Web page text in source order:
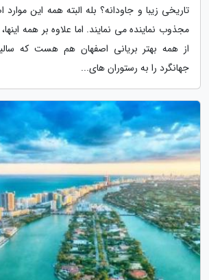
تاریخی زیبا و جاودانه؟ بله البته همه این
مجذوب نماینده می نمایند. اما علاوه بر همه
از همه بهتر بریانی اصفهان هم هست که
جهانگرد را به رستوران های...